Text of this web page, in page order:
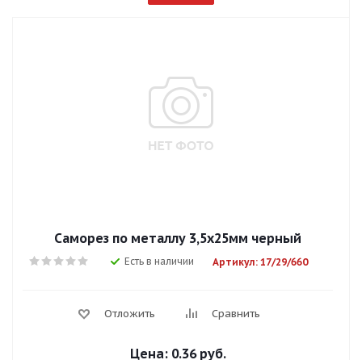
Саморез по металлу 3,5х25мм черный
Есть в наличии Артикул: 17/29/660
Отложить Сравнить
Цена: 0.36 руб.